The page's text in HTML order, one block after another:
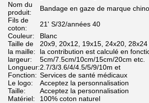
Nom du
produit:
Bandage en gaze de marque
Fils de
coton:
21' S/32/années 40
Couleur:
Blanc
Taille de
la maille:
20x9, 20x12, 19x15, 24x20,
la contribution est calculé en
largeur:
5cm/7.5cm/10cm/15cm/20cm etc.
Longueur:2.7/3/3.6/4/4.5/5/9/10m et
Fonction: Services de santé médicaux
Le logo:
Acceptez la personnalisation
Taille:
Acceptez la personnalisation
Matériel:
100% coton naturel